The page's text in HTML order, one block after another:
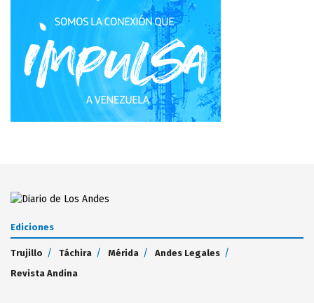
Ediciones
Trujillo Táchira Mérida
Andes Legales
Revista Andina